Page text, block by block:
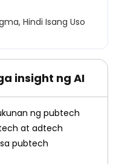
Hindi Isang Uso
insight ng AI
ng pubtech
at adtech
pubtech